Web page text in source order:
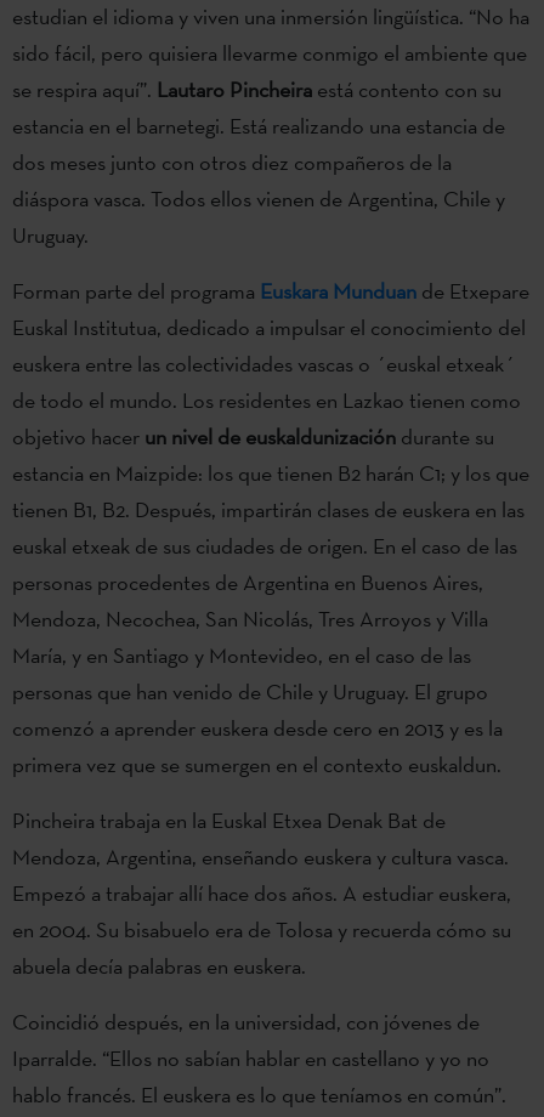
estudian el idioma y viven una inmersión lingüística. “No ha
sido fácil, pero quisiera llevarme conmigo el ambiente que
se respira aquí”. Lautaro Pincheira está contento con su
estancia en el barnetegi. Está realizando una estancia de
dos meses junto con otros diez compañeros de la
diáspora vasca. Todos ellos vienen de Argentina, Chile y
Uruguay.
Forman parte del programa Euskara Munduan de Etxepare
Euskal Institutua, dedicado a impulsar el conocimiento del
euskera entre las colectividades vascas o ´euskal etxeak´
de todo el mundo. Los residentes en Lazkao tienen como
objetivo hacer un nivel de euskaldunización durante su
estancia en Maizpide: los que tienen B2 harán C1; y los que
tienen B1, B2. Después, impartirán clases de euskera en las
euskal etxeak de sus ciudades de origen. En el caso de las
personas procedentes de Argentina en Buenos Aires,
Mendoza, Necochea, San Nicolás, Tres Arroyos y Villa
María, y en Santiago y Montevideo, en el caso de las
personas que han venido de Chile y Uruguay. El grupo
comenzó a aprender euskera desde cero en 2013 y es la
primera vez que se sumergen en el contexto euskaldun.
Pincheira trabaja en la Euskal Etxea Denak Bat de
Mendoza, Argentina, enseñando euskera y cultura vasca.
Empezó a trabajar allí hace dos años. A estudiar euskera,
en 2004. Su bisabuelo era de Tolosa y recuerda cómo su
abuela decía palabras en euskera.
Coincidió después, en la universidad, con jóvenes de
Iparralde. “Ellos no sabían hablar en castellano y yo no
hablo francés. El euskera es lo que teníamos en común”.